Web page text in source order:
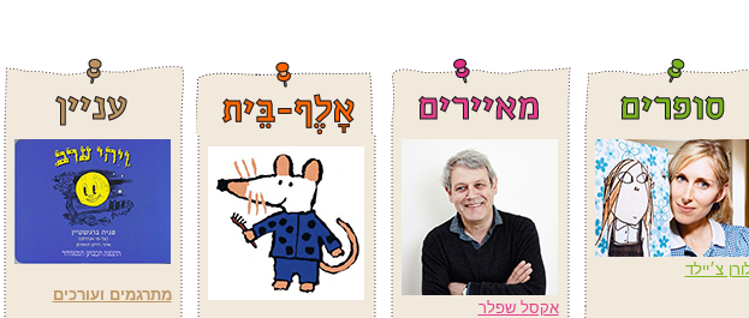
צ׳יילד
אקסל שפלר
מתרגמים ועורכים